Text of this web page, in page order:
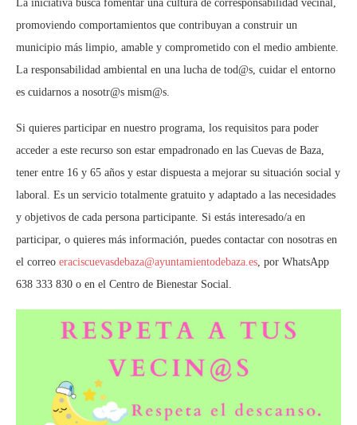
La iniciativa busca fomentar una cultura de corresponsabilidad vecinal,
promoviendo comportamientos que contribuyan a construir un
municipio más limpio, amable y comprometido con el medio ambiente.
La responsabilidad ambiental en una lucha de tod@s, cuidar el entorno
es cuidarnos a nosotr@s mism@s.
Si quieres participar en nuestro programa, los requisitos para poder
acceder a este recurso son estar empadronado en las Cuevas de Baza,
tener entre 16 y 65 años y estar dispuesta a mejorar su situación social y
laboral. Es un servicio totalmente gratuito y adaptado a las necesidades
y objetivos de cada persona participante. Si estás interesado/a en
participar, o quieres más información, puedes contactar con nosotras en
el correo eraciscuevasdebaza@ayuntamientodebaza.es , por WhatsApp
638 333 830 o en el Centro de Bienestar Social.